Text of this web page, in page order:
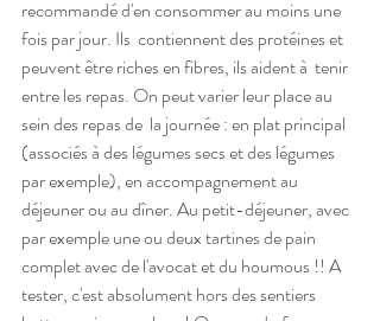
recommandé d'en consommer au moins une
fois par jour. Ils  contiennent des protéines et
peuvent être riches en fibres, ils aident à  tenir
entre les repas. On peut varier leur place au
sein des repas de  la journée : en plat principal
(associés à des légumes secs et des légumes
par exemple), en accompagnement au
déjeuner ou au dîner. Au petit-déjeuner, avec
par exemple une ou deux tartines de pain
complet avec de l'avocat et du houmous !! A
tester, c'est absolument hors des sentiers